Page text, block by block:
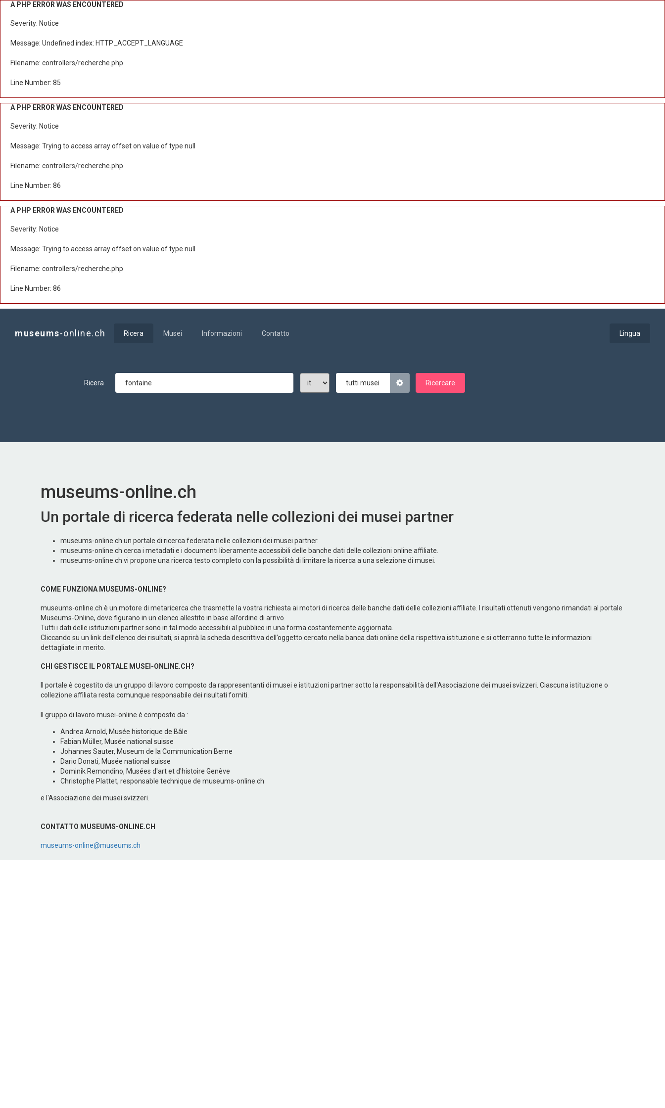
A PHP ERROR WAS ENCOUNTERED
Severity: Notice
Message: Undefined index: HTTP_ACCEPT_LANGUAGE
Filename: controllers/recherche.php
Line Number: 85
A PHP ERROR WAS ENCOUNTERED
Severity: Notice
Message: Trying to access array offset on value of type null
Filename: controllers/recherche.php
Line Number: 86
A PHP ERROR WAS ENCOUNTERED
Severity: Notice
Message: Trying to access array offset on value of type null
Filename: controllers/recherche.php
Line Number: 86
museums-online.ch Ricera Musei Informazioni Contatto Lingua
Ricera tutti musei Ricercare
museums-online.ch
Un portale di ricerca federata nelle collezioni dei musei partner
museums-online.ch un portale di ricerca federata nelle collezioni dei musei partner.
museums-online.ch cerca i metadati e i documenti liberamente accessibili delle banche dati delle collezioni online affiliate.
museums-online.ch vi propone una ricerca testo completo con la possibilità di limitare la ricerca a una selezione di musei.
COME FUNZIONA MUSEUMS-ONLINE?
museums-online.ch è un motore di metaricerca che trasmette la vostra richiesta ai motori di ricerca delle banche dati delle collezioni affiliate. I risultati ottenuti vengono rimandati al portale
Museums-Online, dove figurano in un elenco allestito in base all’ordine di arrivo.
Tutti i dati delle istituzioni partner sono in tal modo accessibili al pubblico in una forma costantemente aggiornata.
Cliccando su un link dell’elenco dei risultati, si aprirà la scheda descrittiva dell’oggetto cercato nella banca dati online della rispettiva istituzione e si otterranno tutte le informazioni
dettagliate in merito.
CHI GESTISCE IL PORTALE MUSEI-ONLINE.CH?
Il portale è cogestito da un gruppo di lavoro composto da rappresentanti di musei e istituzioni partner sotto la responsabilità dell'Associazione dei musei svizzeri. Ciascuna istituzione o
collezione affiliata resta comunque responsabile dei risultati forniti.
Il gruppo di lavoro musei-online è composto da :
Andrea Arnold, Musée historique de Bâle
Fabian Müller, Musée national suisse
Johannes Sauter, Museum de la Communication Berne
Dario Donati, Musée national suisse
Dominik Remondino, Musées d'art et d'histoire Genève
Christophe Plattet, responsable technique de museums-online.ch
e l'Associazione dei musei svizzeri.
CONTATTO MUSEUMS-ONLINE.CH
museums-online@museums.ch